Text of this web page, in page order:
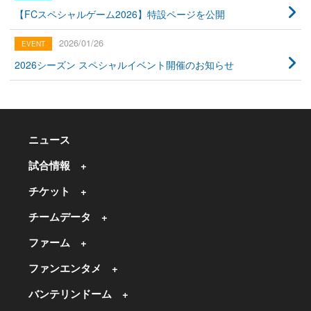
【FCスペシャルゲーム2026】特設ページを公開
2026/01/26
2026シーズン スペシャルイベント開催のお知らせ
ニュース
試合情報
チケット
チームデータ
ファーム
ファンエンタメ
バンテリンドーム